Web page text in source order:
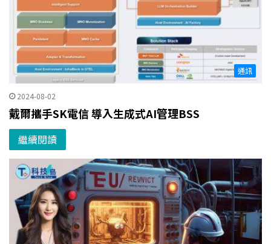
通訊
2024-08-02
戴爾攜手SK電信 導入生成式AI管理BSS
繼續閱讀